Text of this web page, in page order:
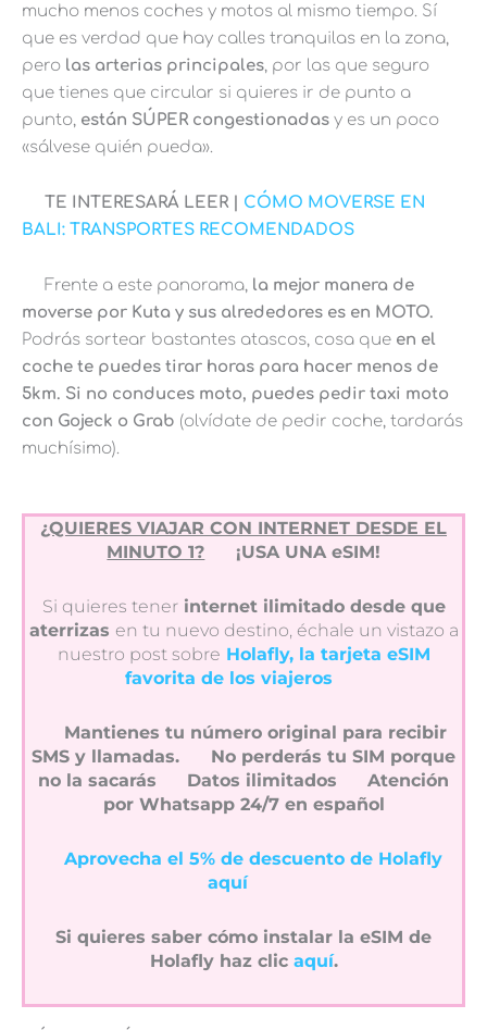
mucho menos coches y motos al mismo tiempo. Sí
que es verdad que hay calles tranquilas en la zona,
pero las arterias principales, por las que seguro
que tienes que circular si quieres ir de punto a
punto, están SÚPER congestionadas y es un poco
«sálvese quién pueda».
TE INTERESARÁ LEER | CÓMO MOVERSE EN
BALI: TRANSPORTES RECOMENDADOS
Frente a este panorama, la mejor manera de
moverse por Kuta y sus alrededores es en MOTO.
Podrás sortear bastantes atascos, cosa que en el
coche te puedes tirar horas para hacer menos de
5km. Si no conduces moto, puedes pedir taxi moto
con Gojeck o Grab (olvídate de pedir coche, tardarás
muchísimo).
¿QUIERES VIAJAR CON INTERNET DESDE EL
MINUTO 1?
¡USA UNA eSIM!
Si quieres tenerinternet ilimitado desde que
aterrizas en tu nuevo destino, échale un vistazo a
nuestro post sobre Holafly, la tarjeta eSIM
favorita de los viajeros
Mantienes tu número original para recibir
SMS y llamadas.
No perderás tu SIM porque
no la sacarás
Datos ilimitados
Atención
por Whatsapp 24/7 en español
Aprovecha el 5% de descuento de Holafly
aquí
Si quieres saber cómo instalar la eSIM de
Holafly haz clic aquí.